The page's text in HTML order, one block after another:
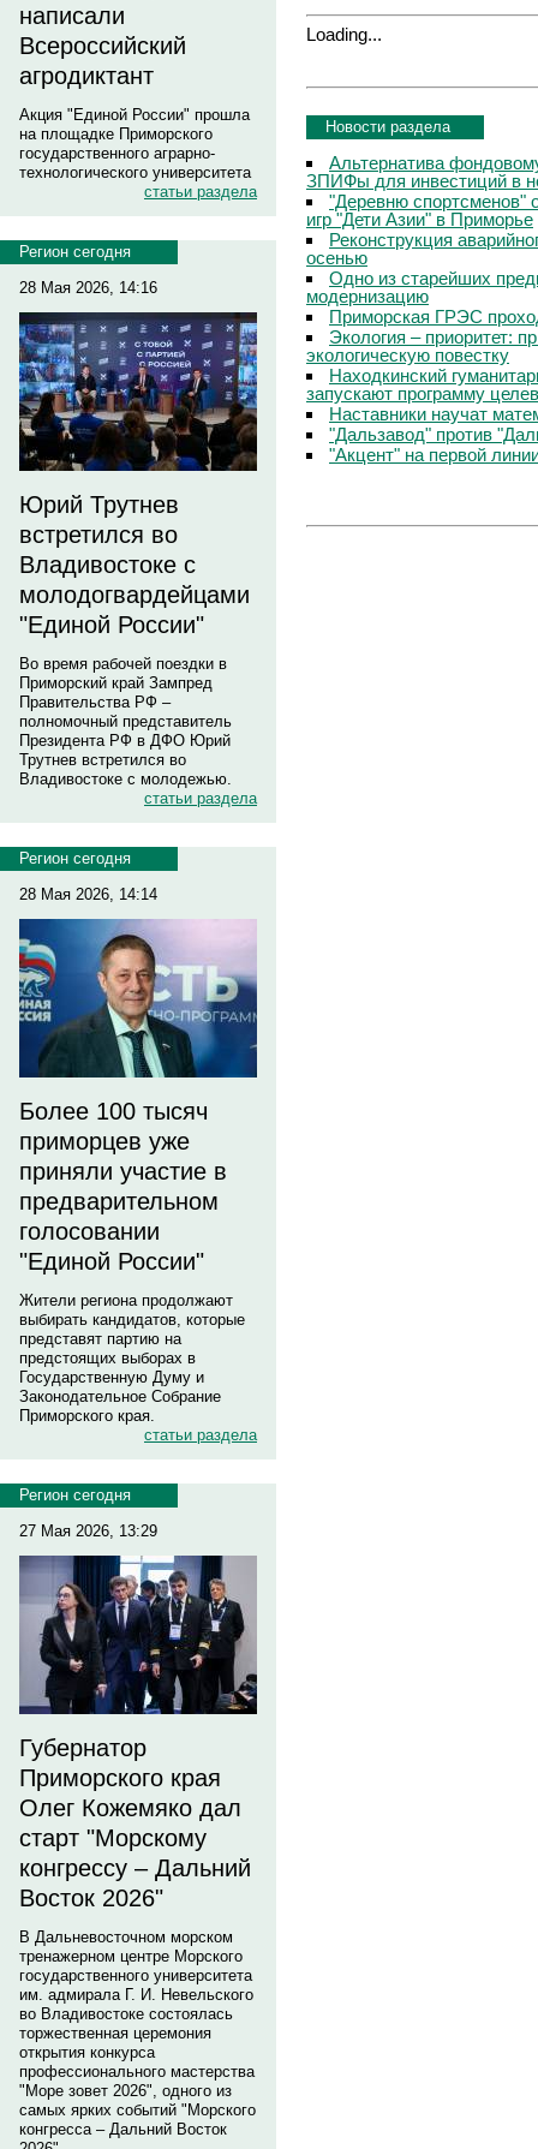
написали
Всероссийский
агродиктант
Акция "Единой России" прошла
на площадке Приморского
государственного аграрно-
технологического университета
статьи раздела
Регион сегодня
28 Мая 2026, 14:16
Юрий Трутнев
встретился во
Владивостоке с
молодогвардейцами
"Единой России"
Во время рабочей поездки в
Приморский край Зампред
Правительства РФ –
полномочный представитель
Президента РФ в ДФО Юрий
Трутнев встретился во
Владивостоке с молодежью.
статьи раздела
Регион сегодня
28 Мая 2026, 14:14
Более 100 тысяч
приморцев уже
приняли участие в
предварительном
голосовании
"Единой России"
Жители региона продолжают
выбирать кандидатов, которые
представят партию на
предстоящих выборах в
Государственную Думу и
Законодательное Собрание
Приморского края.
статьи раздела
Регион сегодня
27 Мая 2026, 13:29
Губернатор
Приморского края
Олег Кожемяко дал
старт "Морскому
конгрессу – Дальний
Восток 2026"
В Дальневосточном морском
тренажерном центре Морского
государственного университета
им. адмирала Г. И. Невельского
во Владивостоке состоялась
торжественная церемония
открытия конкурса
профессионального мастерства
"Море зовет 2026", одного из
самых ярких событий "Морского
конгресса – Дальний Восток
Loading...
Новости раздела
Альтернатива
ЗПИФы для инвестиций в
"Деревню спортсменов"
игр "Дети Азии" в Приморье
Реконструкция
осенью
Одно из старейших
модернизацию
Приморская ГРЭС
Экология – приоритет:
экологическую повестку
Находкинский
запускают программу
Наставники научат
"Дальзавод" против
"Акцент" на первой